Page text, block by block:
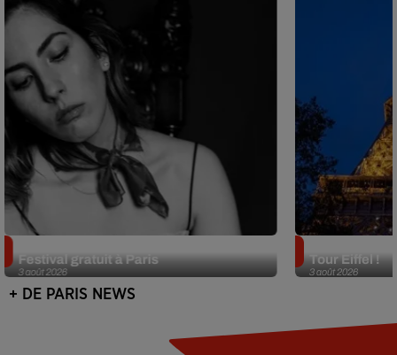
3 août 2026
Festival gratuit à Paris
3 août 2026
Tour Eiffel !
+ DE PARIS NEWS